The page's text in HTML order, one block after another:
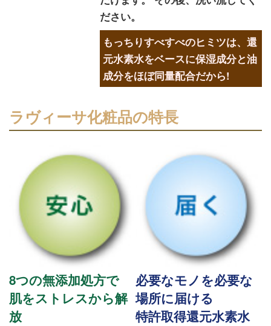
ださい。
もっちりすべすべのヒミツは、還
元水素水をベースに保湿成分と油
成分をほぼ同量配合だから!
ラヴィーサ化粧品の特長
8つの無添加処方で
肌をストレスから解
放
必要なモノを必要な
場所に届ける
特許取得還元水素水